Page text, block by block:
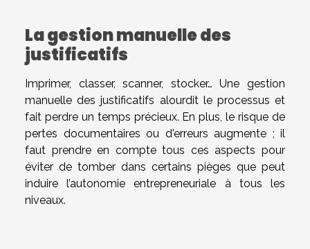
La gestion manuelle des
justificatifs
Imprimer, classer, scanner, stocker… Une gestion
manuelle des justificatifs alourdit le processus et
fait perdre un temps précieux. En plus, le risque de
pertes documentaires ou d'erreurs augmente ; il
faut prendre en compte tous ces aspects pour
éviter de tomber dans certains pièges que peut
induire l’autonomie entrepreneuriale à tous les
niveaux.